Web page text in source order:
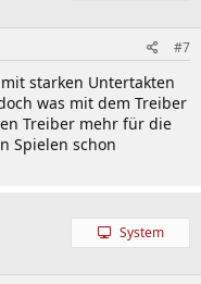
#7
starken Untertakten
was mit dem Treiber
Treiber mehr für die
Spielen schon
System